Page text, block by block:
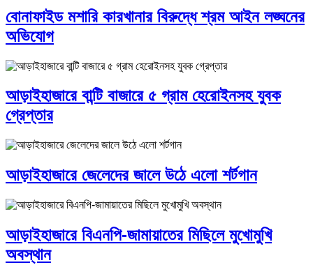
বোনাফাইড মশারি কারখানার বিরুদ্ধে শ্রম আইন লঙ্ঘনের
অভিযোগ
আড়াইহাজারে বান্টি বাজারে ৫ গ্রাম হেরোইনসহ যুবক
গ্রেপ্তার
আড়াইহাজারে জেলেদের জালে উঠে এলো শর্টগান
আড়াইহাজারে বিএনপি-জামায়াতের মিছিলে মুখোমুখি
অবস্থান